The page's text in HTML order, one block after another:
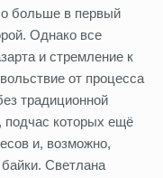
больше в первый
Однако все
и стремление к
от процесса
традиционной
подчас которых ещё
и, возможно,
Светлана